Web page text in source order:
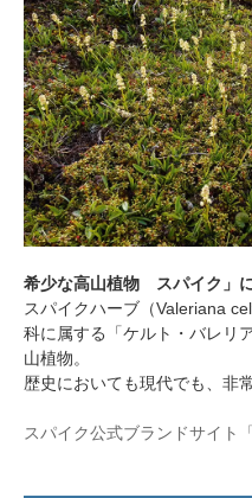
希少な高山植物 スパイク」
スパイクハーブ（Valeriana
科に属する「ケルト・バレリ
山植物。
歴史においても現代でも、非
スパイク公式ブランドサイト